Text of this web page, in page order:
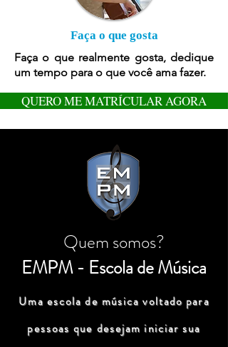
Faça o que gosta
Faça o que realmente gosta, dedique
um tempo para o que você ama fazer.
QUERO ME MATRÍCULAR AGORA
Quem somos?
EMPM - Escola de Música
Uma escola de música voltado para
pessoas que desejam iniciar sua